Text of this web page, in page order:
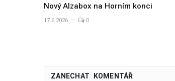
Nový Alzabox na Horním konci
17.6.2026 0
ZANECHAT KOMENTÁŘ